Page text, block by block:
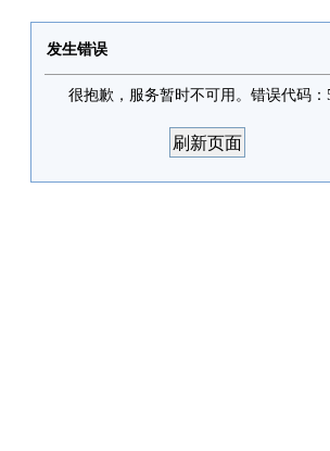
发生错误
很抱歉，服务暂时不可用。错误代码：